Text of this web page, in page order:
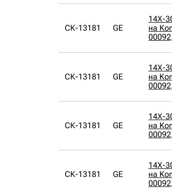
СК-13181 GE
14X-
на
СК-13181 GE
14X-
на
СК-13181 GE
14X-
на
СК-13181 GE
14X-
на